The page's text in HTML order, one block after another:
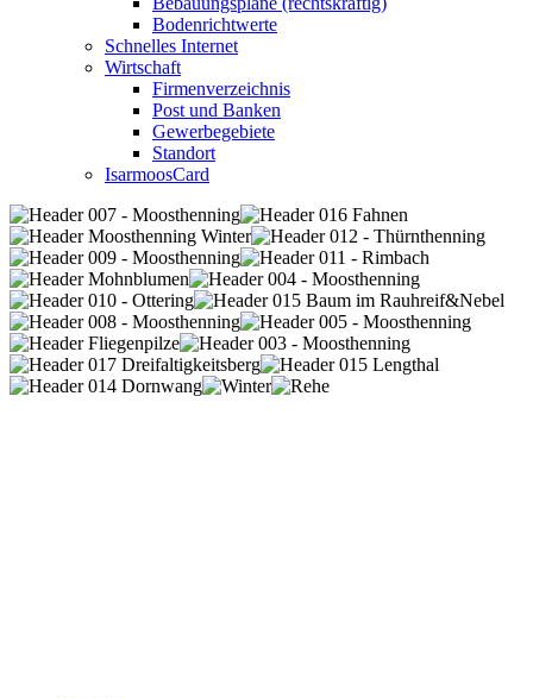
Bodenrichtwerte
Schnelles Internet
Wirtschaft
Firmenverzeichnis
Post und Banken
Gewerbegebiete
Standort
IsarmoosCard